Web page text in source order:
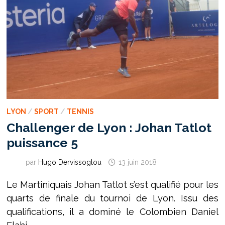
LYON / SPORT / TENNIS
Challenger de Lyon : Johan Tatlot
puissance 5
par Hugo Dervissoglou 13 juin 2018
Le Martiniquais Johan Tatlot s’est qualifié pour les
quarts de finale du tournoi de Lyon. Issu des
qualifications, il a dominé le Colombien Daniel